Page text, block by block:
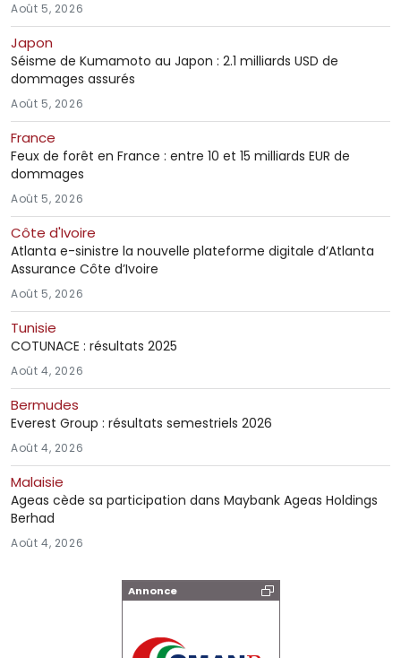
Annonce
Août 5, 2026
Japon
Séisme de Kumamoto au Japon : 2.1 milliards USD de
dommages assurés
Août 5, 2026
France
Feux de forêt en France : entre 10 et 15 milliards EUR de
dommages
Août 5, 2026
Côte d'Ivoire
Atlanta e-sinistre la nouvelle plateforme digitale d’Atlanta
Assurance Côte d’Ivoire
Août 5, 2026
Tunisie
COTUNACE : résultats 2025
Août 4, 2026
Bermudes
Everest Group : résultats semestriels 2026
Août 4, 2026
Malaisie
Ageas cède sa participation dans Maybank Ageas Holdings
Berhad
Août 4, 2026